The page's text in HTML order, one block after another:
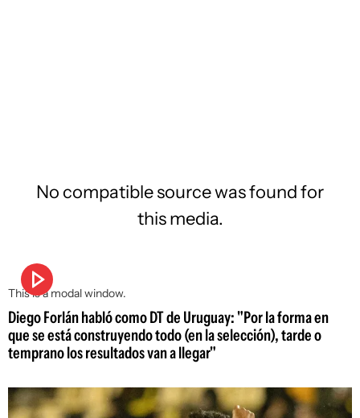
This is a modal window.
No compatible source was found for
this media.
Diego Forlán habló como DT de Uruguay: "Por la forma en
que se está construyendo todo (en la selección), tarde o
temprano los resultados van a llegar"